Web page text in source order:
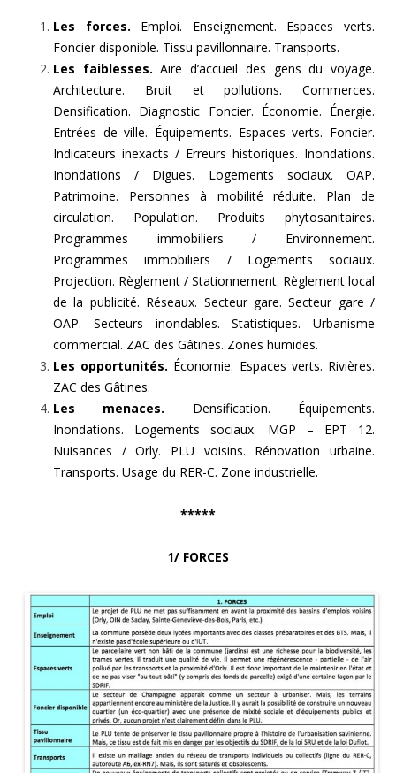
Les forces. Emploi. Enseignement. Espaces verts.
Foncier disponible. Tissu pavillonnaire. Transports.
Les faiblesses. Aire d’accueil des gens du voyage.
Architecture. Bruit et pollutions. Commerces.
Densification. Diagnostic Foncier. Économie. Énergie.
Entrées de ville. Équipements. Espaces verts. Foncier.
Indicateurs inexacts / Erreurs historiques. Inondations.
Inondations / Digues. Logements sociaux. OAP.
Patrimoine. Personnes à mobilité réduite. Plan de
circulation. Population. Produits phytosanitaires.
Programmes immobiliers / Environnement.
Programmes immobiliers / Logements sociaux.
Projection. Règlement / Stationnement. Règlement local
de la publicité. Réseaux. Secteur gare. Secteur gare /
OAP. Secteurs inondables. Statistiques. Urbanisme
commercial. ZAC des Gâtines. Zones humides.
Les opportunités. Économie. Espaces verts. Rivières.
ZAC des Gâtines.
Les menaces. Densification. Équipements.
Inondations. Logements sociaux. MGP – EPT 12.
Nuisances / Orly. PLU voisins. Rénovation urbaine.
Transports. Usage du RER-C. Zone industrielle.
*****
1/ FORCES